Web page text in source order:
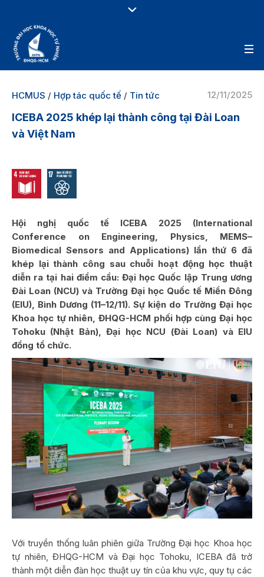
12/11/2025
HCMUS / Hợp tác quốc tế / Tin tức
ICEBA 2025 khép lại thành công tại Đài Loan
và Việt Nam
Hội nghị quốc tế ICEBA 2025 (International
Conference on Engineering, Physics, MEMS–
Biomedical Sensors and Applications) lần thứ 6 đã
khép lại thành công sau chuỗi hoạt động học thuật
diễn ra tại hai điểm cầu: Đại học Quốc lập Trung ương
Đài Loan (NCU) và Trường Đại học Quốc tế Miền Đông
(EIU), Bình Dương (11–12/11). Sự kiện do Trường Đại học
Khoa học tự nhiên, ĐHQG-HCM phối hợp cùng Đại học
Tohoku (Nhật Bản), Đại học NCU (Đài Loan) và EIU
đồng tổ chức.
Với truyền thống luân phiên giữa Trường Đại học Khoa học
tự nhiên, ĐHQG-HCM và Đại học Tohoku, ICEBA đã trở
thành một diễn đàn học thuật uy tín của khu vực, quy tụ các